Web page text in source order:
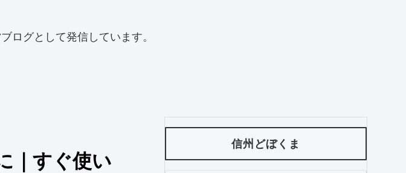
ログとして発信しています。
｜すぐ使い
信州どぼくま